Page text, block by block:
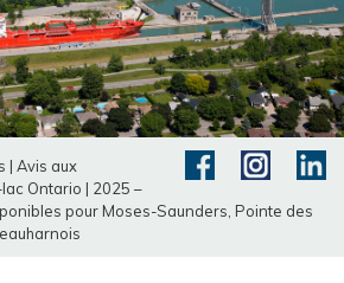
| Avis aux
Ontario | 2025 –
pour Moses-Saunders, Pointe des